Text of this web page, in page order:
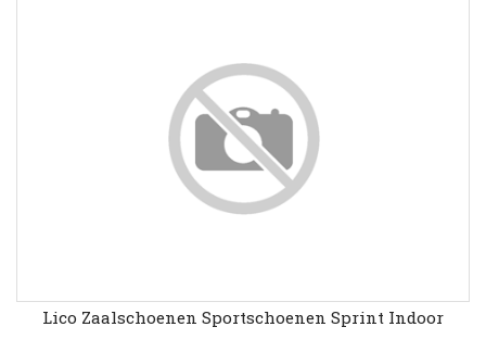
Lico Zaalschoenen Sportschoenen Sprint Indoor